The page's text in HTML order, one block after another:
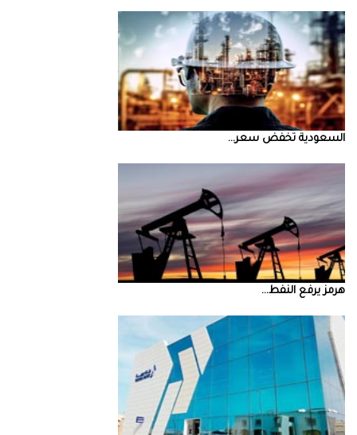
السعودية‭ ‬تخفض‭ ‬سعر‭ ...
‮‬هرمز‮‬‭ ‬يرفع‭ ‬النفط‭ ...